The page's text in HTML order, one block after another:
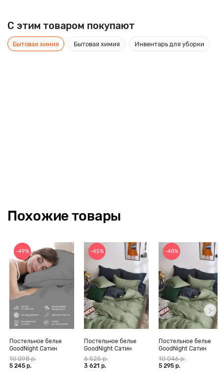
C этим товаром покупают
Бытовая химия Бытовая химия Инвентарь для уборки
Похожие товары
-49%
Постельное белье
GoodNight Сатин
Делюкс (с нав. 50х70)
серый
10 098 р.
5 245 р.
-45%
Постельное белье
GoodNight Сатин
Делюкс 14 с
компаньоном (с нав.
50х70)
6 525 р.
3 621 р.
-48%
Постельное белье
GoodNight Сатин
Делюкс 14 с
компаньоном дуэт (с
нав. 50х70)
10 046 р.
5 295 р.